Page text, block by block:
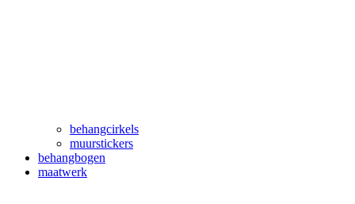
behangcirkels
muurstickers
behangbogen
maatwerk